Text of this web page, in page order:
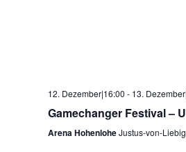
12. Dezember|16:00 - 13.
Gamechanger Festival –
Arena HohenloheJustus-von-